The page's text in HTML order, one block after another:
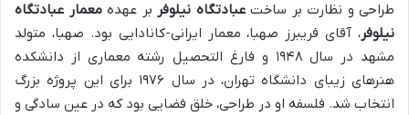
طراحی و نظارت بر ساختعبادتگاه نیلوفر بر عهدهمعمار عبادتگاه
نیلوفر، آقای فریبرز صهبا، معمار ایرانی-کانادایی بود. صهبا، متولد
مشهد در سال ۱۹۴۸ و فارغ التحصیل رشته معماری از دانشکده
هنرهای زیبای دانشگاه تهران، در سال ۱۹۷۶ برای این پروژه بزرگ
انتخاب شد. فلسفه او در طراحی، خلق فضایی بود که در عین سادگی و